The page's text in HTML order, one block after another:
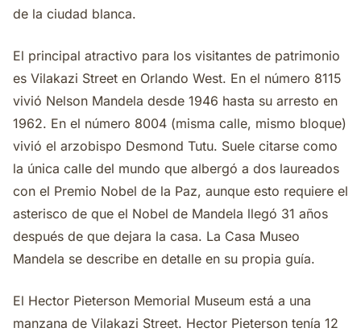
de la ciudad blanca.
El principal atractivo para los visitantes de patrimonio
es Vilakazi Street en Orlando West. En el número 8115
vivió Nelson Mandela desde 1946 hasta su arresto en
1962. En el número 8004 (misma calle, mismo bloque)
vivió el arzobispo Desmond Tutu. Suele citarse como
la única calle del mundo que albergó a dos laureados
con el Premio Nobel de la Paz, aunque esto requiere el
asterisco de que el Nobel de Mandela llegó 31 años
después de que dejara la casa. La Casa Museo
Mandela se describe en detalle en su propia guía.
El Hector Pieterson Memorial Museum está a una
manzana de Vilakazi Street. Hector Pieterson tenía 12